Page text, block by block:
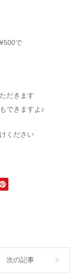
で
だきます
できますよ♪
ください
次の記事